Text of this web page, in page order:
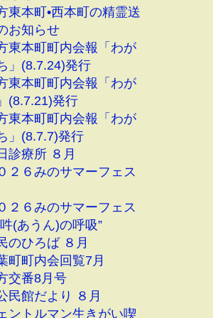
東本町•西本町の精霊送
お知らせ
東本町町内会報「わが
」(8.7.24)発行
東本町町内会報「わが
(8.7.21)発行
東本町町内会報「わが
」(8.7.7)発行
診療所 ８月
２６みのサマーフェス
２６みのサマーフェス
(あうん)の呼吸”
のひろば ８月
町町内会回覧7月
交番8月号
民館だより ８月
ントルマン生きがい喫